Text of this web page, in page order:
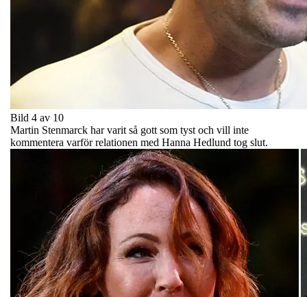
Bild 4 av 10
Martin Stenmarck har varit så gott som tyst och vill inte
kommentera varför relationen med Hanna Hedlund tog slut.